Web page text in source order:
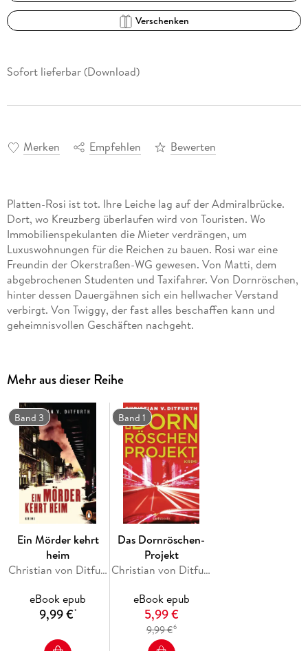
Verschenken
Sofort lieferbar (Download)
Merken Empfehlen Bewerten
Platten-Rosi ist tot. Ihre Leiche lag auf der Admiralbrücke.
Dort, wo Kreuzberg überlaufen wird von Touristen. Wo
Immobilienspekulanten die Mieter verdrängen, um
Luxuswohnungen für die Reichen zu bauen. Rosi war eine
Freundin der Okerstraßen-WG gewesen. Von Matti, dem
abgebrochenen Studenten und Taxifahrer. Von Dornröschen,
hinter dessen Dauergähnen sich ein hellwacher Verstand
verbirgt. Von Twiggy, der fast alles beschaffen kann und
geheimnisvollen Geschäften nachgeht.
Dornröschen weiß, dass Rosi Machenschaften der Kolding
AG aufgedeckt hat, jenes Immobilienhais, der den halben
Gräfekiez aufgekauft hat. Rosi führte in einer Bürgerinitiative
den verlorenen Kampf gegen die 'Aufwertung von
Wohnraum'. Sie schreckte vor militanten Aktionen nicht
zurück.
Die Okerstraßen-WG stößt auf einen Sumpf der Korruption.
Spekulanten, Politiker und Bürokraten schieben sich die
Beute zu. Als die WG dem Mörder nahekommt, schlägt er
zurück. Brutal und gnadenlos.
Mehr aus dieser Reihe
Band 3
Ein Mörder kehrt
heim
Christian von Ditfurth
eBook epub
9,99 €*
Band 1
Das Dornröschen-
Projekt
Christian von Ditfurth
eBook epub
5,99 €
9,99 €6